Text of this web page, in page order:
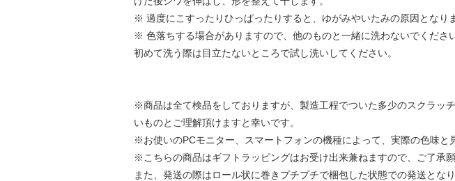
※ 過度にこすったりひっぱったりすると、ゆがみやいたみの原因となりま
※ 色落ちする場合がありますので、他のものと一緒に洗わないでください
初めて洗う際は目立たないところで試し洗いしてください。
※商品は全て検品をしておりますが、製造工程でついた多少のスクラッ
いものとご理解頂けますと幸いです。
※お使いのPCモニター、スマートフォンの機種によって、実際の色味と
※こちらの商品はギフトラッピングはお受け出来兼ねますので、ご了承願
また、発送の際はロール状に巻きプチプチで梱包した状態での発送となり